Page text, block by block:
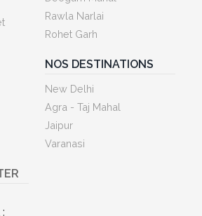
Rawla Narlai
Rohet Garh
NOS DESTINATIONS
New Delhi
Agra - Taj Mahal
Jaipur
Varanasi